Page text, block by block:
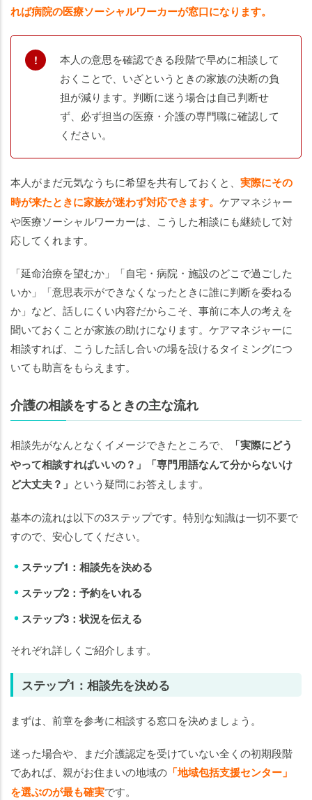
れば病院の医療ソーシャルワーカーが窓口になります。
本人の意思を確認できる段階で早めに相談して
おくことで、いざというときの家族の決断の負
担が減ります。判断に迷う場合は自己判断せ
ず、必ず担当の医療・介護の専門職に確認して
ください。
本人がまだ元気なうちに希望を共有しておくと、 実際にその
時が来たときに家族が迷わず対応できます。 ケアマネジャー
や医療ソーシャルワーカーは、こうした相談にも継続して対
応してくれます。
「延命治療を望むか」「自宅・病院・施設のどこで過ごした
いか」「意思表示ができなくなったときに誰に判断を委ねる
か」など、話しにくい内容だからこそ、事前に本人の考えを
聞いておくことが家族の助けになります。ケアマネジャーに
相談すれば、こうした話し合いの場を設けるタイミングにつ
いても助言をもらえます。
介護の相談をするときの主な流れ
相談先がなんとなくイメージできたところで、
「実際にどう
やって相談すればいいの？」「専門用語なんて分からないけ
ど大丈夫？」 という疑問にお答えします。
基本の流れは以下の3ステップです。特別な知識は一切不要で
すので、安心してください。
ステップ1：相談先を決める
ステップ2：予約をいれる
ステップ3：状況を伝える
それぞれ詳しくご紹介します。
ステップ1：相談先を決める
まずは、前章を参考に相談する窓口を決めましょう。
迷った場合や、まだ介護認定を受けていない全くの初期段階
であれば、親がお住まいの地域の 「地域包括支援センター」
を選ぶのが最も確実です。